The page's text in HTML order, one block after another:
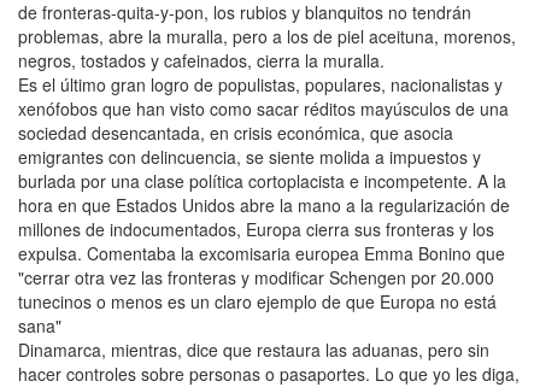
de fronteras-quita-y-pon, los rubios y blanquitos no tendrán
problemas, abre la muralla, pero a los de piel aceituna, morenos,
negros, tostados y cafeinados, cierra la muralla.
Es el último gran logro de populistas, populares, nacionalistas y
xenófobos que han visto como sacar réditos mayúsculos de una
sociedad desencantada, en crisis económica, que asocia
emigrantes con delincuencia, se siente molida a impuestos y
burlada por una clase política cortoplacista e incompetente. A la
hora en que Estados Unidos abre la mano a la regularización de
millones de indocumentados, Europa cierra sus fronteras y los
expulsa. Comentaba la excomisaria europea Emma Bonino que
"cerrar otra vez las fronteras y modificar Schengen por 20.000
tunecinos o menos es un claro ejemplo de que Europa no está
sana"
Dinamarca, mientras, dice que restaura las aduanas, pero sin
hacer controles sobre personas o pasaportes. Lo que yo les diga,